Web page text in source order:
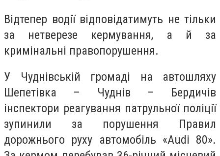
Відтепер водії відповідатимуть не тільки
за нетверезе кермування, а й за
кримінальні правопорушення.
У Чуднівській громаді на автошляху
Шепетівка – Чуднів – Бердичів
інспектори реагування патрульної поліції
зупинили за порушення Правил
дорожнього руху автомобіль «Audi 80».